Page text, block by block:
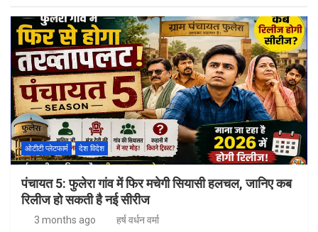
ओटीटी प्लेटफार्म देश विदेश
पंचायत 5: फुलेरा गांव में फिर मचेगी सियासी हलचल, जानिए कब
रिलीज हो सकती है नई सीरीज
3 months ago हर्ष वर्धन वर्मा